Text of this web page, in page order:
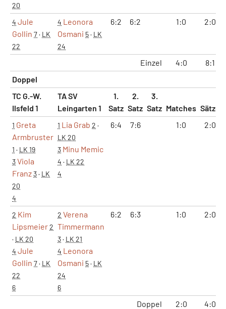
20
4 Jule
Gollin 7· LK
22
4 Leonora
Osmani 5· LK
24
6:2 6:2 1:0 2:0
Einzel 4:0
8:1
Doppel
TC G.-W.
Ilsfeld 1
TA SV
Leingarten 1
1.
Satz
2.
Satz
3.
Satz Matches Sätze
1 Greta
Armbruster
1 · LK 19
3Viola
Franz3· LK
20
4
1 Lia Grab 2 ·
LK 20
3 Minu Memic
4 · LK 22
4
6:4 7:6 1:0 2:0
2 Kim
Lipsmeier2
· LK 20
4 Jule
Gollin 7· LK
22
6
2 Verena
Timmermann
3· LK 21
4 Leonora
Osmani 5· LK
24
6
6:2 6:3 1:0 2:0
Doppel 2:0
4:0